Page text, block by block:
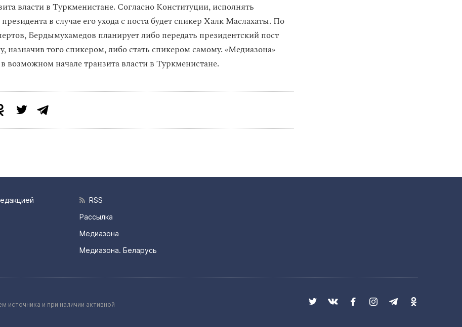
власти в Туркменистане. Согласно Конституции, исполнять
в случае его ухода с поста будет спикер Халк Маслахаты. По
Бердымухамедов планирует либо передать президентский пост
назначив того спикером, либо стать спикером самому. «Медиазона»
в возможном начале транзита власти в Туркменистане.
RSS
Рассылка
Медиазона
Медиазона. Беларусь
источника и при наличии активной